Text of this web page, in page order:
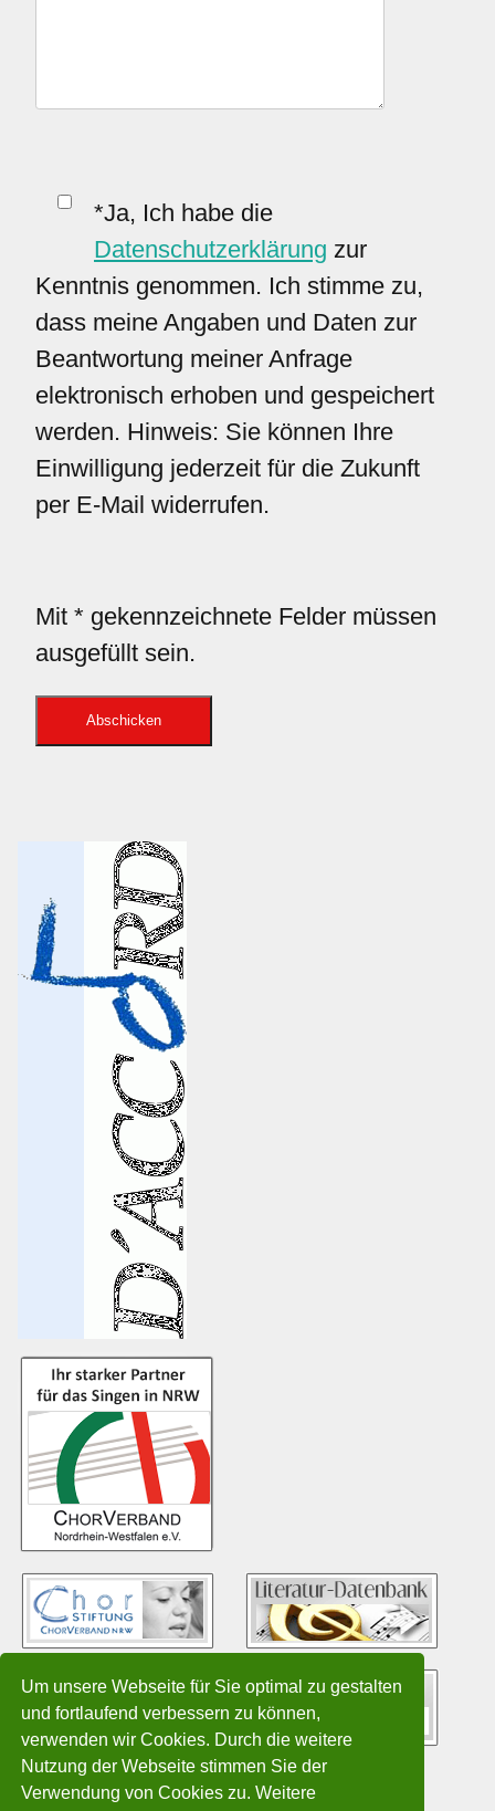
Um unsere Webseite für Sie optimal zu gestalten
und fortlaufend verbessern zu können,
verwenden wir Cookies. Durch die weitere
Nutzung der Webseite stimmen Sie der
Verwendung von Cookies zu. Weitere
*Ja, Ich habe die
Datenschutzerklärung zur
Kenntnis genommen. Ich stimme zu,
dass meine Angaben und Daten zur
Beantwortung meiner Anfrage
elektronisch erhoben und gespeichert
werden. Hinweis: Sie können Ihre
Einwilligung jederzeit für die Zukunft
per E-Mail widerrufen.
Mit * gekennzeichnete Felder müssen
ausgefüllt sein.